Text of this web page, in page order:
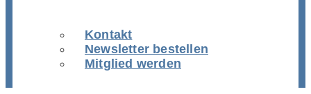
Kontakt
Newsletter bestellen
Mitglied werden